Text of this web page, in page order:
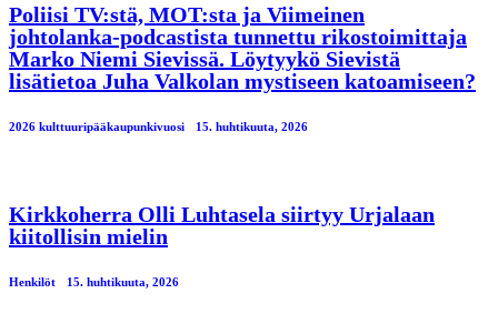
Poliisi TV:stä, MOT:sta ja Viimeinen
johtolanka-podcastista tunnettu rikostoimittaja
Marko Niemi Sievissä. Löytyykö Sievistä
lisätietoa Juha Valkolan mystiseen katoamiseen?
2026 kulttuuripääkaupunkivuosi 15. huhtikuuta, 2026
Kirkkoherra Olli Luhtasela siirtyy Urjalaan
kiitollisin mielin
Henkilöt 15. huhtikuuta, 2026